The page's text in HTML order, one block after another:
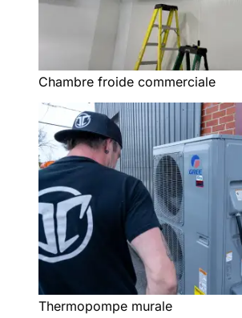
Chambre froide commerciale
Thermopompe murale